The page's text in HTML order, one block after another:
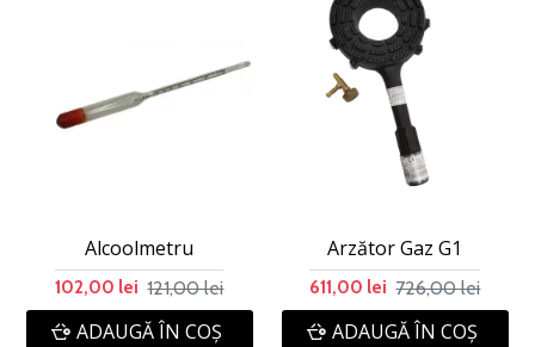
Alcoolmetru
102,00 lei 121,00 lei
ADAUGĂ ÎN COŞ
Arzător Gaz G1
611,00 lei 726,00 lei
ADAUGĂ ÎN COŞ